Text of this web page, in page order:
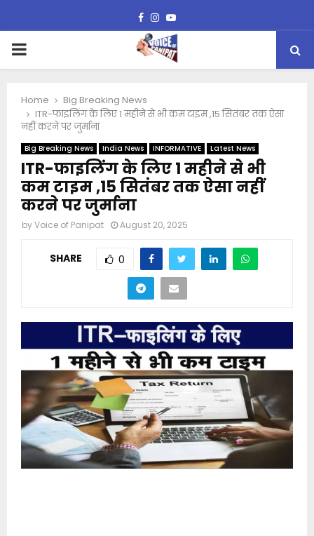
Facebook
Instagram
Youtube
PRIMARY
Home
Big Breaking News
ITR-फाइलिंग के लिए 1 महीने से भी कम टाइम ,15 सितंबर तक ऐसा
नहीं करने पर जुर्माना
Big Breaking News India News INFORMATIVE Latest News
ITR-फाइलिंग के लिए 1 महीने से भी
कम टाइम ,15 सितंबर तक ऐसा नहीं
करने पर जुर्माना
byVoice of Panipat August 20, 2025
SHARE 0